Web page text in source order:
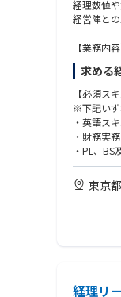
経理数値
経営陣と
【業務内容
■財務・経
会社全体
・資金繰
・拠点毎
・中期計
・経理記
※最初か
【ポジシ
・経営計
・経営層
求める
【必須ス
※下記いず
・英語ス
・財務実
・PL、
【歓迎スキ
・事業計
・予実管
・海外現
・海外の
東京都
経理リ